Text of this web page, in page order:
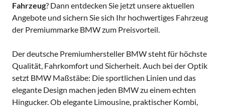
Fahrzeug? Dann entdecken Sie jetzt unsere aktuellen
Angebote und sichern Sie sich Ihr hochwertiges Fahrzeug
der Premiummarke BMW zum Preisvorteil.
Der deutsche Premiumhersteller BMW steht für höchste
Qualität, Fahrkomfort und Sicherheit. Auch bei der Optik
setzt BMW Maßstäbe: Die sportlichen Linien und das
elegante Design machen jeden BMW zu einem echten
Hingucker. Ob elegante Limousine, praktischer Kombi,